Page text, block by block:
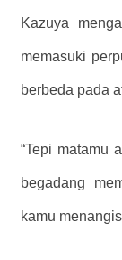
Kazuya
memasuki
berbeda pada
“Tepi matamu
begadang
kamu